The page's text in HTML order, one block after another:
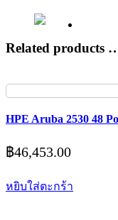
Related products
HPE Aruba 2530 48
฿46,453.00
หยิบใส่ตะกร้า